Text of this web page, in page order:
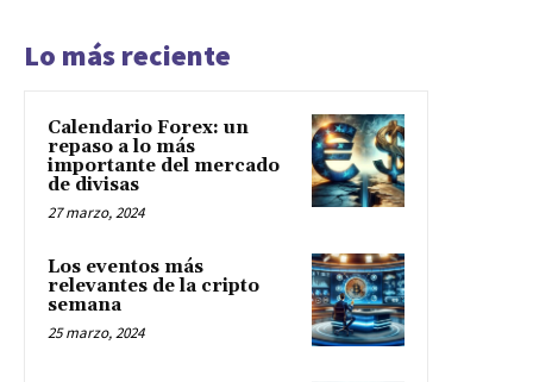
Lo más reciente
Calendario Forex: un
repaso a lo más
importante del mercado
de divisas
27 marzo, 2024
Los eventos más
relevantes de la cripto
semana
25 marzo, 2024